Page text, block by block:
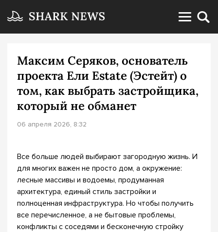
Максим Серяков, основатель
проекта Ели Estate (Эстейт) о
том, как выбрать застройщика,
который не обманет
06 апреля 2026, 8:32
Все больше людей выбирают загородную жизнь. И
для многих важен не просто дом, а окружение:
лесные массивы и водоемы, продуманная
архитектура, единый стиль застройки и
полноценная инфраструктура. Но чтобы получить
все перечисленное, а не бытовые проблемы,
конфликты с соседями и бесконечную стройку